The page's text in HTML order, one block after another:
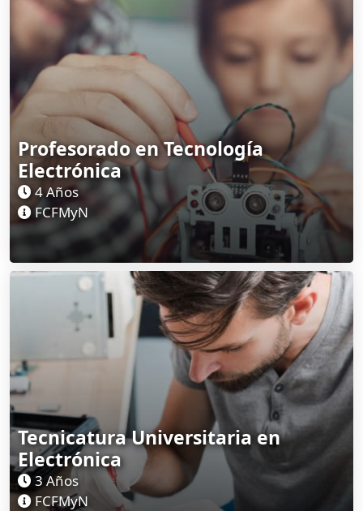
Profesorado en Tecnología
Electrónica
4 Años
FCFMyN
Tecnicatura Universitaria en
Electrónica
3 Años
FCFMyN